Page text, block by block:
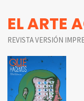
EL ARTE
REVISTA VERSIÓN